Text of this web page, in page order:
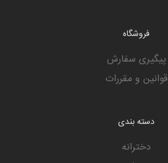
فروشگاه
پیگیری سفارش
قوانین و مقررات
دسته بندی
دخترانه